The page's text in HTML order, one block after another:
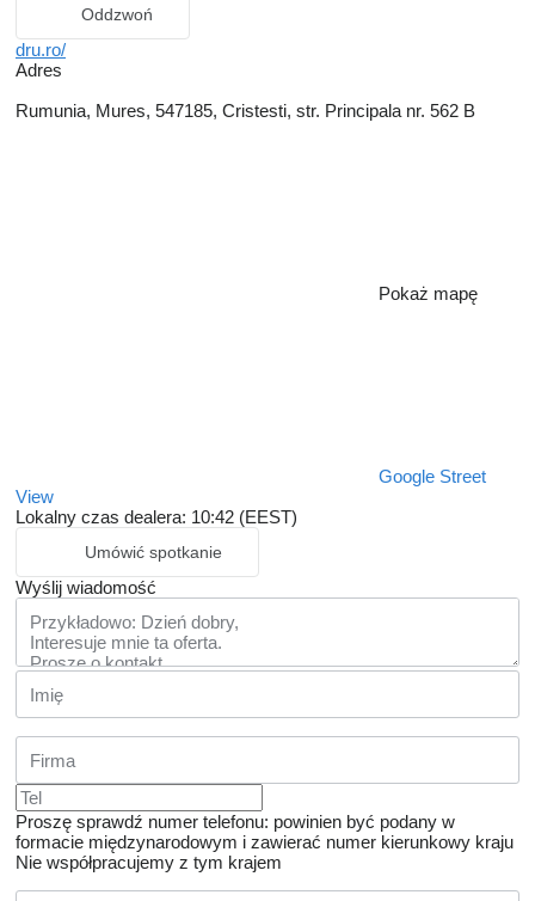
Oddzwoń
dru.ro/
Adres
Rumunia, Mures, 547185, Cristesti, str. Principala nr. 562 B
Pokaż mapę
Google Street
View
Lokalny czas dealera: 10:42 (EEST)
Umówić spotkanie
Wyślij wiadomość
Proszę sprawdź numer telefonu: powinien być podany w
formacie międzynarodowym i zawierać numer kierunkowy kraju
Nie współpracujemy z tym krajem